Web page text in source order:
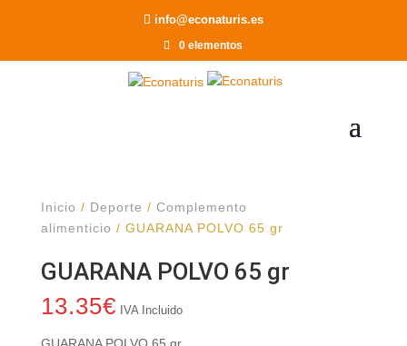
info@econaturis.es
0 elementos
Inicio / Deporte / Complemento
alimenticio / GUARANA POLVO 65 gr
GUARANA POLVO 65 gr
13.35€ IVA Incluido